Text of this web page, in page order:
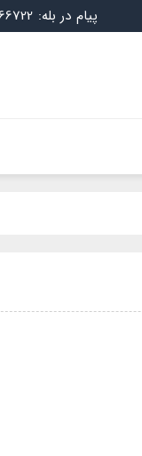
پیام در بله: 09052266722